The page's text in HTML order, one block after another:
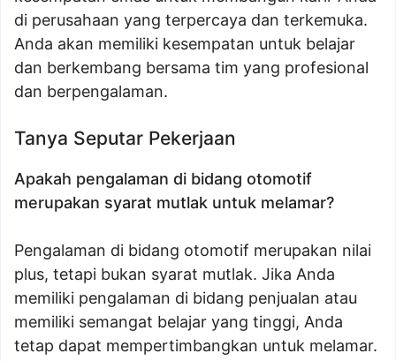
di perusahaan yang terpercaya dan terkemuka.
Anda akan memiliki kesempatan untuk belajar
dan berkembang bersama tim yang profesional
dan berpengalaman.
Tanya Seputar Pekerjaan
Apakah pengalaman di bidang otomotif
merupakan syarat mutlak untuk melamar?
Pengalaman di bidang otomotif merupakan nilai
plus, tetapi bukan syarat mutlak. Jika Anda
memiliki pengalaman di bidang penjualan atau
memiliki semangat belajar yang tinggi, Anda
tetap dapat mempertimbangkan untuk melamar.